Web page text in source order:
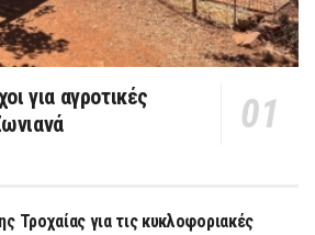
για αγροτικές
Τροχαίας για τις κυκλοφοριακές